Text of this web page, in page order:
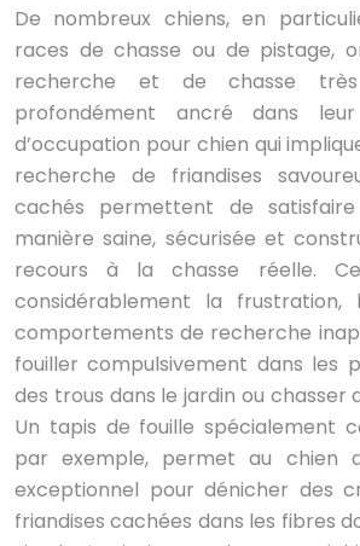
De nombreux chiens, en
races de chasse ou de pistage,
recherche et de chasse
profondément ancré dans
d’occupation pour chien qui
recherche de friandises
cachés permettent de
manière saine, sécurisée et
recours à la chasse réelle.
considérablement la frustration,
comportements de recherche
fouiller compulsivement dans les
des trous dans le jardin ou chasser
Un tapis de fouille spécialement
par exemple, permet au chien
exceptionnel pour dénicher des
friandises cachées dans les fibres